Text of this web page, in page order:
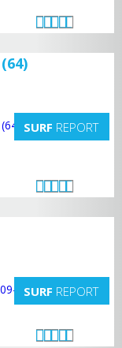
SURF REPORT
SURF REPORT